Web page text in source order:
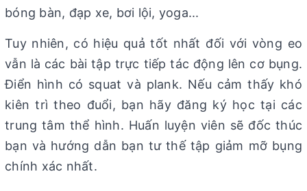
bóng bàn, đạp xe, bơi lội, yoga...
Tuy nhiên, có hiệu quả tốt nhất đối với vòng eo
vẫn là các bài tập trực tiếp tác động lên cơ bụng.
Điển hình có squat và plank. Nếu cảm thấy khó
kiên trì theo đuổi, bạn hãy đăng ký học tại các
trung tâm thể hình. Huấn luyện viên sẽ đốc thúc
bạn và hướng dẫn bạn tư thế tập giảm mỡ bụng
chính xác nhất.